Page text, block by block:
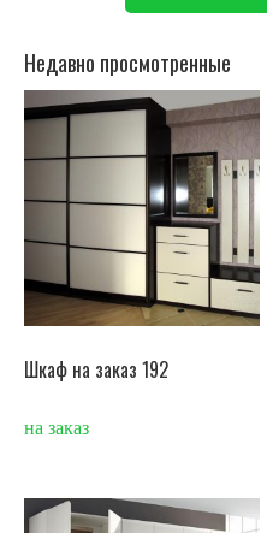
Недавно просмотренные
Шкаф на заказ 192
на заказ